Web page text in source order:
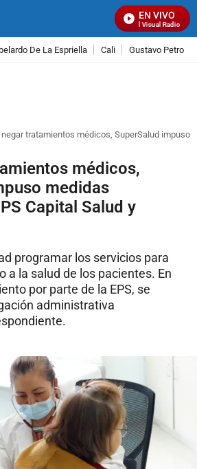
EN VIVO
Señal Visual Radio
De La Espriella Cali Gustavo Petro
negar tratamientos médicos, SuperSalud impuso
médicos,
medidas
Capital Salud y
programar los servicios para
a la salud de los pacientes. En
por parte de la EPS, se
administrativa